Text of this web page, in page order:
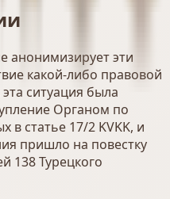
анонимизирует эти
какой-либо правовой
ситуация была
Органом по
в статье 17/2 KVKK, и
пришло на повестку
138 Турецкого